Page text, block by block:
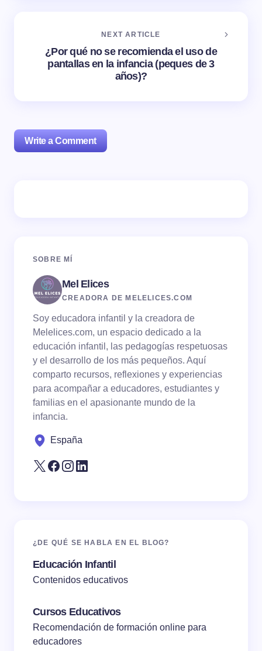
NEXT ARTICLE
¿Por qué no se recomienda el uso de
pantallas en la infancia (peques de 3
años)?
Write a Comment
Your Comment *
Email *
Save my name and email in this browser for the
SOBRE MÍ
Mel Elices
CREADORA DE MELELICES.COM
Soy educadora infantil y la creadora de
Melelices.com, un espacio dedicado a la
educación infantil, las pedagogías respetuosas
y el desarrollo de los más pequeños. Aquí
comparto recursos, reflexiones y experiencias
para acompañar a educadores, estudiantes y
familias en el apasionante mundo de la
infancia.
España
¿DE QUÉ SE HABLA EN EL BLOG?
Educación Infantil
Contenidos educativos
Cursos Educativos
Recomendación de formación online para
educadores